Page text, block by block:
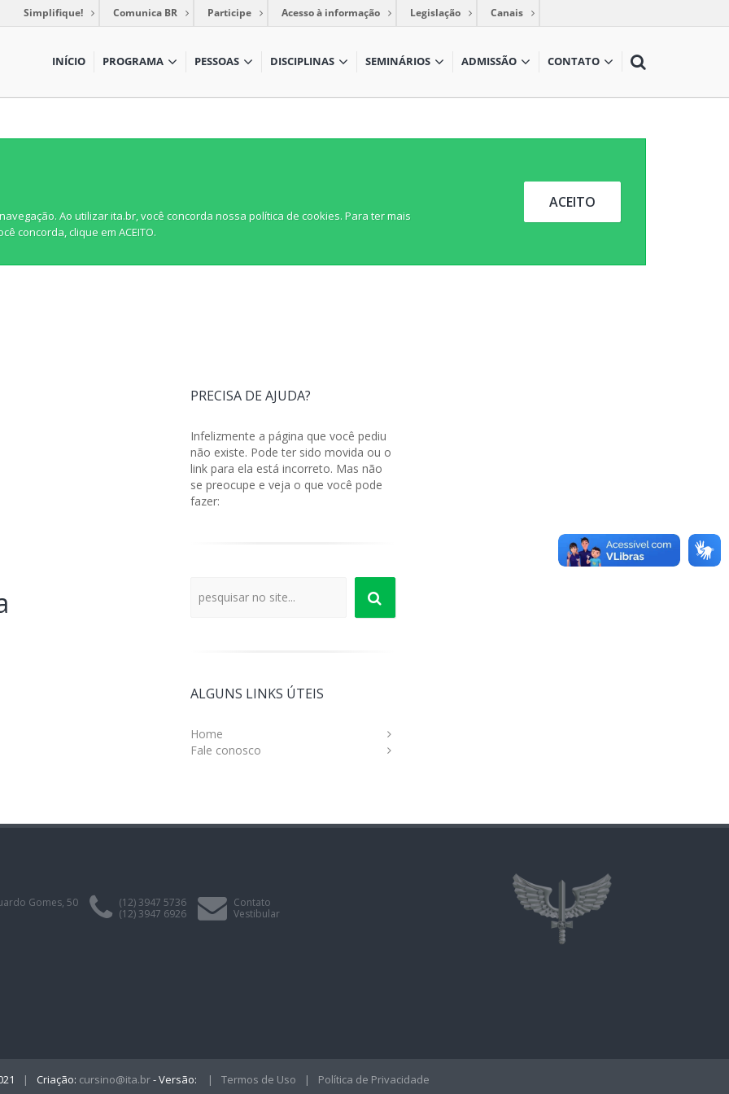
Simplifique! Comunica BR Participe Acesso à informação Legislação Canais
INÍCIO PROGRAMA PESSOAS DISCIPLINAS SEMINÁRIOS ADMISSÃO CONTATO
Ao utilizar ita.br, você concorda nossa política de cookies. Para ter mais
concorda, clique em ACEITO.
ACEITO
PRECISA DE AJUDA?
Infelizmente a página que você pediu
não existe. Pode ter sido movida ou o
link para ela está incorreto. Mas não
se preocupe e veja o que você pode
fazer:
pesquisar no site...
ALGUNS LINKS ÚTEIS
Home
Fale conosco
Gomes, 50
(12) 3947 5736
(12) 3947 6926
Contato
Vestibular
| Criação: cursino@ita.br- Versão: | Termos de Uso | Política de Privacidade